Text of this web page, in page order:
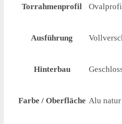
Torrahmenprofil
Ausführung
Hinterbau
Farbe / Oberfläche Alu natur